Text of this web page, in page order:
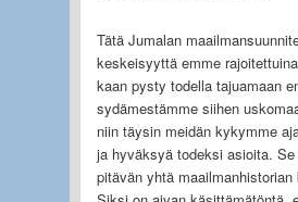
Tätä Jumalan
keskeisyyttä emme
kaan pysty todella tajuamaan
sydämestämme siihen
niin täysin meidän kykymme
ja hyväksyä todeksi asioita.
pitävän yhtä